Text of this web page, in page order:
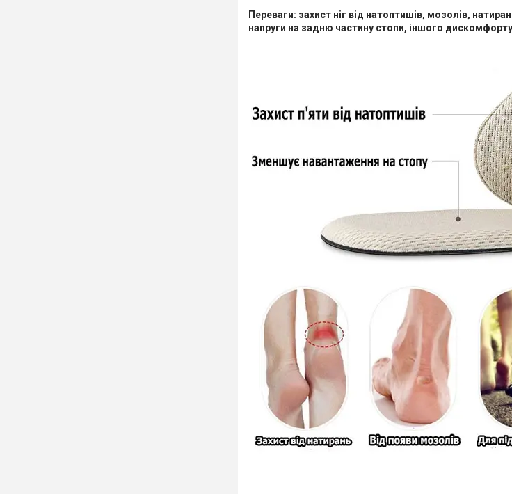
Переваги: захист ніг від натоптишів, мозолів,
напруги на задню частину стопи, іншого